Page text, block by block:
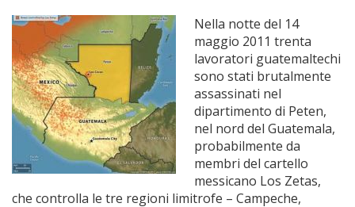
Nella notte del 14
maggio 2011 trenta
lavoratori guatemaltechi
sono stati brutalmente
assassinati nel
dipartimento di Peten,
nel nord del Guatemala,
probabilmente da
membri del cartello
messicano Los Zetas,
che controlla le tre regioni limitrofe – Campeche,